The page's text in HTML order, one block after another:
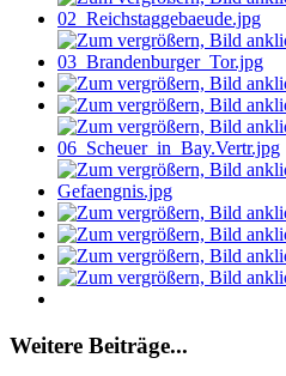
Weitere Beiträge...